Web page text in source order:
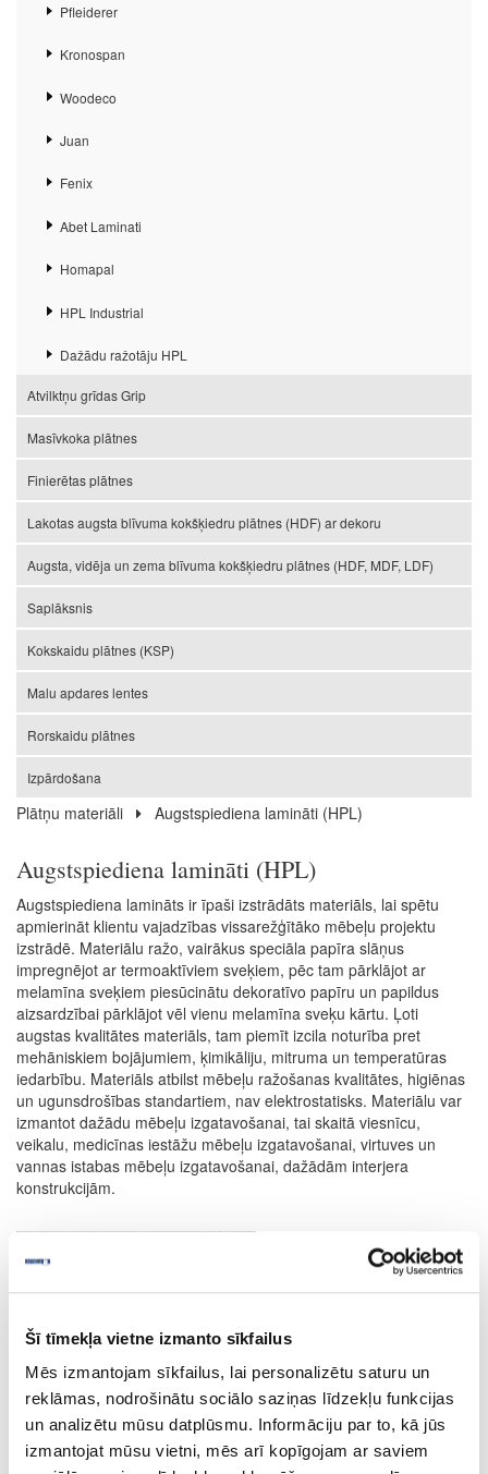
Šī tīmekļa vietne izmanto sīkfailus
Mēs izmantojam sīkfailus, lai personalizētu saturu un
reklāmas, nodrošinātu sociālo saziņas līdzekļu funkcijas
un analizētu mūsu datplūsmu. Informāciju par to, kā jūs
izmantojat mūsu vietni, mēs arī kopīgojam ar saviem
Pfleiderer
Kronospan
Woodeco
Juan
Fenix
Abet Laminati
Homapal
HPL Industrial
Dažādu ražotāju HPL
Atvilktņu grīdas Grip
Masīvkoka plātnes
Finierētas plātnes
Lakotas augsta blīvuma kokšķiedru plātnes (HDF) ar dekoru
Augsta, vidēja un zema blīvuma kokšķiedru plātnes (HDF, MDF, LDF)
Saplāksnis
Kokskaidu plātnes (KSP)
Malu apdares lentes
Rorskaidu plātnes
Izpārdošana
Plātņu materiāli Augstspiediena lamināti (HPL)
Augstspiediena lamināti (HPL)
Augstspiediena lamināts ir īpaši izstrādāts materiāls, lai spētu
apmierināt klientu vajadzības vissarežģītāko mēbeļu projektu
izstrādē. Materiālu ražo, vairākus speciāla papīra slāņus
impregnējot ar termoaktīviem sveķiem, pēc tam pārklājot ar
melamīna sveķiem piesūcinātu dekoratīvo papīru un papildus
aizsardzībai pārklājot vēl vienu melamīna sveķu kārtu. Ļoti
augstas kvalitātes materiāls, tam piemīt izcila noturība pret
mehāniskiem bojājumiem, ķimikāliju, mitruma un temperatūras
iedarbību. Materiāls atbilst mēbeļu ražošanas kvalitātes, higiēnas
un ugunsdrošības standartiem, nav elektrostatisks. Materiālu var
izmantot dažādu mēbeļu izgatavošanai, tai skaitā viesnīcu,
veikalu, medicīnas iestāžu mēbeļu izgatavošanai, virtuves un
vannas istabas mēbeļu izgatavošanai, dažādām interjera
konstrukcijām.
Duropal